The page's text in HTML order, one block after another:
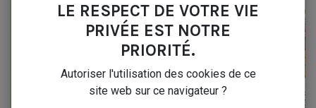
LE RESPECT DE VOTRE VIE
PRIVÉE EST NOTRE
PRIORITÉ.
Autoriser l'utilisation des cookies de ce
site web sur ce navigateur ?